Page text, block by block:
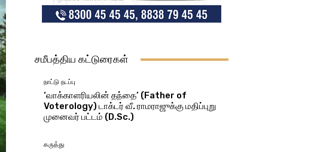
சமீபத்திய கட்டுரைகள்
நாட்டு நடப்பு
‘வாக்காளரியலின் தந்தை’ (Father of
Voterology) டாக்டர் வீ. ராமராஜுக்கு மதிப்புறு
முனைவர் பட்டம் (D.Sc.)
கருத்து